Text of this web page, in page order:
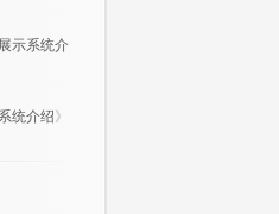
示系统介
统介绍》